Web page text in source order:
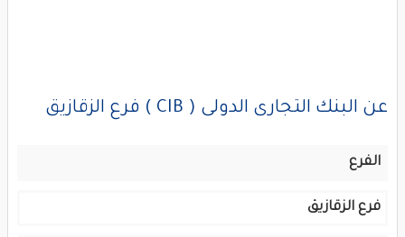
عن البنك التجارى الدولى ( CIB ) فرع الزقازيق
الفرع
فرع الزقازيق